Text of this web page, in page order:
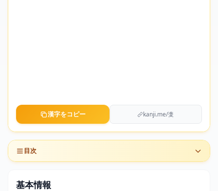
漢字をコピー kanji.me/㕠
目次
基本情報